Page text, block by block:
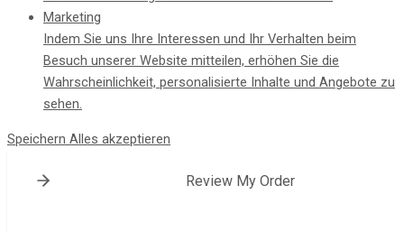
Marketing
Indem Sie uns Ihre Interessen und Ihr Verhalten beim
Besuch unserer Website mitteilen, erhöhen Sie die
Wahrscheinlichkeit, personalisierte Inhalte und Angebote zu
sehen.
Speichern Alles akzeptieren
Review My Order